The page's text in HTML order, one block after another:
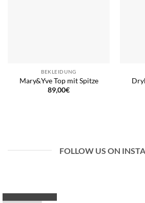
BEKLEIDUNG
Mary&Yve Top mit Spitze
89,00€
FOLLOW US ON